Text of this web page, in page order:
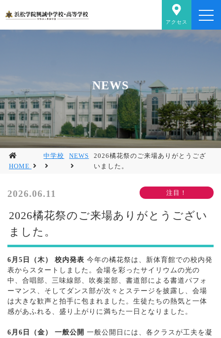
アクセス
NEWS
HOME
中学校 NEWS
2026橘花祭のご来場ありがとうござ
いました。
2026.06.11
2026橘花祭のご来場ありがとうござい
ました。
6月5日（木） 校内発表 今年の橘花祭は、新体育館での校内発
表からスタートしました。会場を彩ったサイリウムの光の
中、合唱部、三味線部、吹奏楽部、書道部による書道パフォ
ーマンス、そしてダンス部が次々とステージを披露し、会場
は大きな歓声と拍手に包まれました。生徒たちの熱気と一体
感があふれる、盛り上がりに満ちた一日となりました。
6月6日（金） 一般公開 一般公開日には、各クラスが工夫を凝